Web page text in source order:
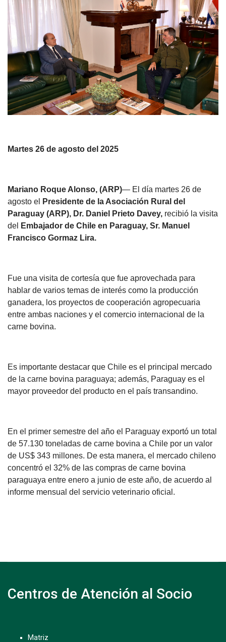
Martes 26 de agosto del 2025
Mariano Roque Alonso, (ARP)— El día martes 26 de
agosto el
Presidente de la Asociación Rural del
Paraguay (ARP), Dr. Daniel Prieto Davey, recibió la visita
del
Embajador de Chile en Paraguay, Sr. Manuel
Francisco Gormaz Lira.
Fue una visita de cortesía que fue aprovechada para
hablar de varios temas de interés como la producción
ganadera, los proyectos de cooperación agropecuaria
entre ambas naciones y el comercio internacional de la
carne bovina.
Es importante destacar que Chile es el principal mercado
de la carne bovina paraguaya; además, Paraguay es el
mayor proveedor del producto en el país transandino.
En el primer semestre del año el Paraguay exportó un total
de 57.130 toneladas de carne bovina a Chile por un valor
de US$ 343 millones. De esta manera, el mercado chileno
concentró el 32% de las compras de carne bovina
paraguaya entre enero a junio de este año, de acuerdo al
informe mensual del servicio veterinario oficial.
Centros de Atención al Socio
Matriz